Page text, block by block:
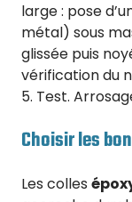
large : pose
métal) sous
glissée puis
vérification du
5. Test.
Choisir les
Les colles